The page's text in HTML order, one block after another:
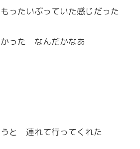
たいぶっていた感じだった
った なんだかなあ
と 連れて行ってくれた